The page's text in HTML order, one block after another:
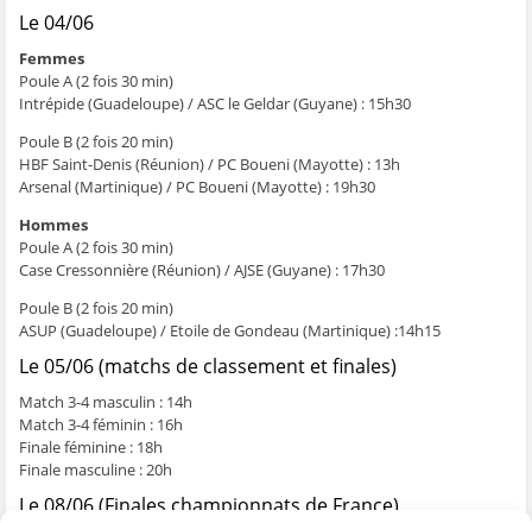
Le 04/06
Femmes
Poule A (2 fois 30 min)
Intrépide (Guadeloupe) / ASC le Geldar (Guyane) : 15h30
Poule B (2 fois 20 min)
HBF Saint-Denis (Réunion) / PC Boueni (Mayotte) : 13h
Arsenal (Martinique) / PC Boueni (Mayotte) : 19h30
Hommes
Poule A (2 fois 30 min)
Case Cressonnière (Réunion) / AJSE (Guyane) : 17h30
Poule B (2 fois 20 min)
ASUP (Guadeloupe) / Etoile de Gondeau (Martinique) :14h15
Le 05/06 (matchs de classement et finales)
Match 3-4 masculin : 14h
Match 3-4 féminin : 16h
Finale féminine : 18h
Finale masculine : 20h
Le 08/06 (Finales championnats de France)